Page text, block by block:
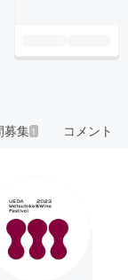
募集 1 コメント